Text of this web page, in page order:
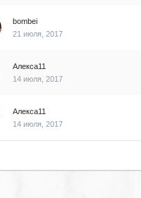
bombei
21 июля, 2017
Алекса11
14 июля, 2017
Алекса11
14 июля, 2017